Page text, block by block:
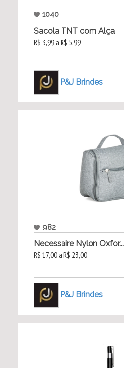
1040
Sacola TNT com Alça
R$ 3,99 a R$ 5,99
P&J Brindes
982
Necessaire Nylon Oxfor...
R$ 17,00 a R$ 23,00
P&J Brindes